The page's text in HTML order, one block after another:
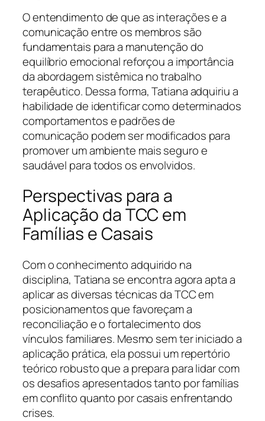
O entendimento de que as interações e a
comunicação entre os membros são
fundamentais para a manutenção do
equilíbrio emocional reforçou a importância
da abordagem sistêmica no trabalho
terapêutico. Dessa forma, Tatiana adquiriu a
habilidade de identificar como determinados
comportamentos e padrões de
comunicação podem ser modificados para
promover um ambiente mais seguro e
saudável para todos os envolvidos.
Perspectivas para a
Aplicação da TCC em
Famílias e Casais
Com o conhecimento adquirido na
disciplina, Tatiana se encontra agora apta a
aplicar as diversas técnicas da TCC em
posicionamentos que favoreçam a
reconciliação e o fortalecimento dos
vínculos familiares. Mesmo sem ter iniciado a
aplicação prática, ela possui um repertório
teórico robusto que a prepara para lidar com
os desafios apresentados tanto por famílias
em conflito quanto por casais enfrentando
crises.